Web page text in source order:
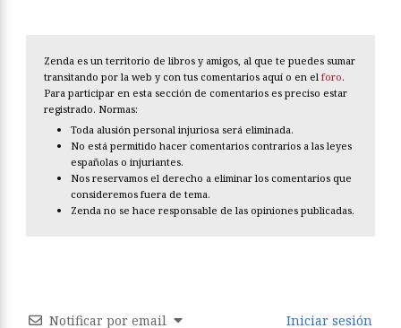
Zenda es un territorio de libros y amigos, al que te puedes sumar
transitando por la web y con tus comentarios aquí o en el foro.
Para participar en esta sección de comentarios es preciso estar
registrado. Normas:
Toda alusión personal injuriosa será eliminada.
No está permitido hacer comentarios contrarios a las leyes
españolas o injuriantes.
Nos reservamos el derecho a eliminar los comentarios que
consideremos fuera de tema.
Zenda no se hace responsable de las opiniones publicadas.
Notificar por email Iniciar sesión